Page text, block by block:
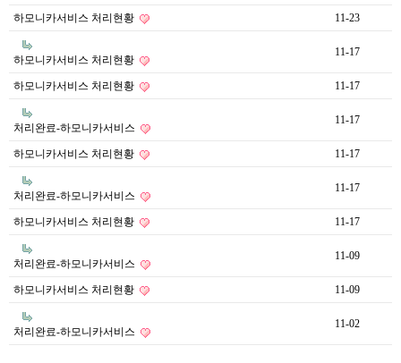
하모니카서비스 처리현황 11-23
하모니카서비스 처리현황
11-17
하모니카서비스 처리현황 11-17
처리완료-하모니카서비스
11-17
하모니카서비스 처리현황 11-17
처리완료-하모니카서비스
11-17
하모니카서비스 처리현황 11-17
처리완료-하모니카서비스
11-09
하모니카서비스 처리현황 11-09
처리완료-하모니카서비스
11-02